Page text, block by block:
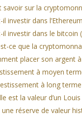
savoir sur la
il investir dans
il investir dans le bitcoin
ce que la
placer son argent
à moyen
à long terme
est la valeur d’un
une réserve de valeur